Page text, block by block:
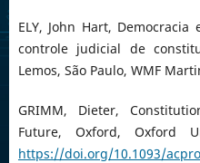
ELY, John Hart,
controle judicial de
Lemos, São Paulo, WMF
GRIMM, Dieter,
Future, Oxford, Oxford
https://doi.org/10.1093/